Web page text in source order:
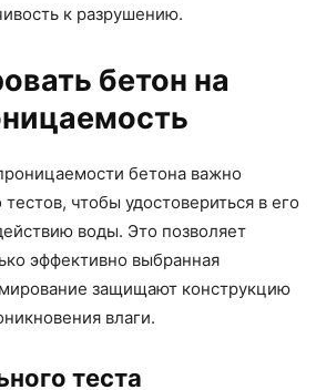
к разрушению.
бетон на
бетона важно
чтобы удостовериться в его
воды. Это позволяет
эффективно выбранная
защищают конструкцию
влаги.
теста